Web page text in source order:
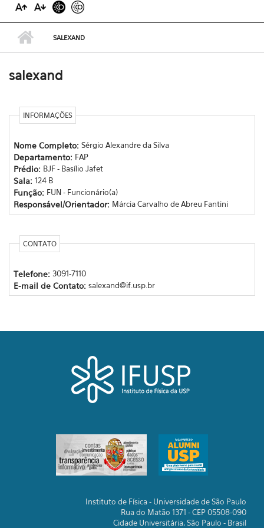
SALEXAND
salexand
INFORMAÇÕES
Nome Completo: Sérgio Alexandre da Silva
Departamento: FAP
Prédio: BJF - Basílio Jafet
Sala: 124 B
Função: FUN - Funcionário(a)
Responsável/Orientador: Márcia Carvalho de Abreu Fantini
CONTATO
Telefone: 3091-7110
E-mail de Contato: salexand@if.usp.br
Instituto de Física - Universidade de São Paulo
Rua do Matão 1371 - CEP 05508-090
Cidade Universitária, São Paulo - Brasil